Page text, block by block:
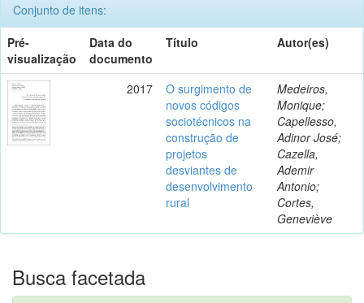
Conjunto de itens:
Pré-
visualização
Data do
documento
Título Autor(es)
2017
O surgimento de
novos códigos
sociotécnicos na
construção de
projetos
desviantes de
desenvolvimento
rural
Medeiros,
Monique;
Capellesso,
Adinor José;
Cazella,
Ademir
Antonio;
Cortes,
Geneviève
Busca facetada